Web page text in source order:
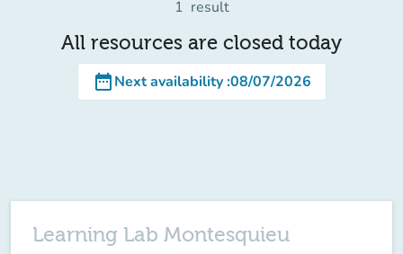
1 result
All resources are closed today
date_rangeNext availability:08/07/2026
Learning Lab Montesquieu